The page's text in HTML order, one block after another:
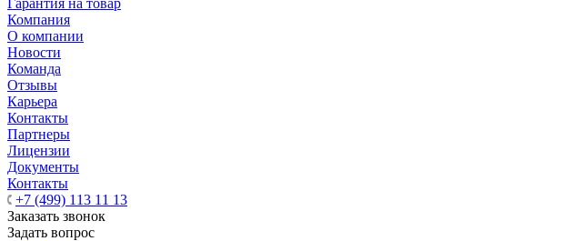
Гарантия на товар
Компания
О компании
Новости
Команда
Отзывы
Карьера
Контакты
Партнеры
Лицензии
Документы
Контакты
+7 (499) 113 11 13
Заказать звонок
Задать вопрос